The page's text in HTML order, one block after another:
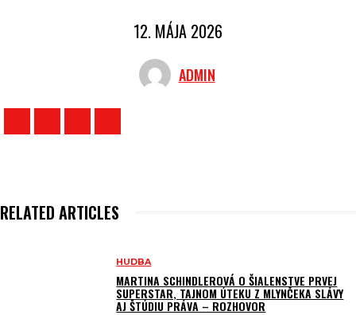
12. MÁJA 2026
ADMIN
RELATED ARTICLES
HUDBA
MARTINA SCHINDLEROVÁ O ŠIALENSTVE PRVEJ
SUPERSTAR, TAJNOM ÚTEKU Z MLYNČEKA SLÁVY
AJ ŠTÚDIU PRÁVA – ROZHOVOR